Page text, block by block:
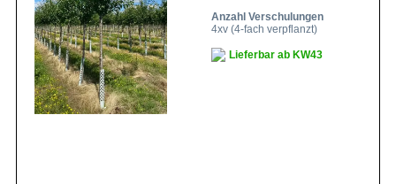
Anzahl Verschulungen
4xv (4-fach verpflanzt)
Lieferbar ab KW43